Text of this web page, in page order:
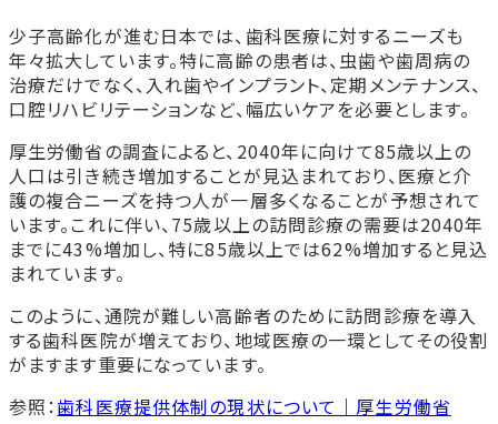
少子高齢化が進む日本では、歯科医療に対するニーズも
年々拡大しています。特に高齢の患者は、虫歯や歯周病の
治療だけでなく、入れ歯やインプラント、定期メンテナンス、
口腔リハビリテーションなど、幅広いケアを必要とします。
厚生労働省の調査によると、2040年に向けて85歳以上の
人口は引き続き増加することが見込まれており、医療と介
護の複合ニーズを持つ人が一層多くなることが予想されて
います。これに伴い、75歳以上の訪問診療の需要は2040年
までに43%増加し、特に85歳以上では62%増加すると見込
まれています。
このように、通院が難しい高齢者のために訪問診療を導入
する歯科医院が増えており、地域医療の一環としてその役割
がますます重要になっています。
参照：歯科医療提供体制の現状について｜厚生労働省